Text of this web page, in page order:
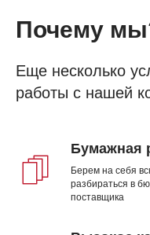
Почему
Еще несколько
работы с нашей
Бумажная
Берем на себя
разбираться в
поставщика